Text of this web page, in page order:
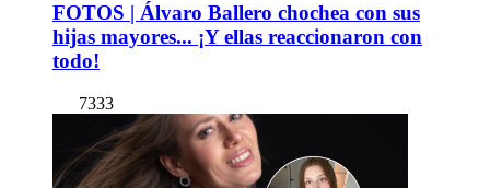
FOTOS | Álvaro Ballero chochea con sus
hijas mayores... ¡Y ellas reaccionaron con
todo!
7333